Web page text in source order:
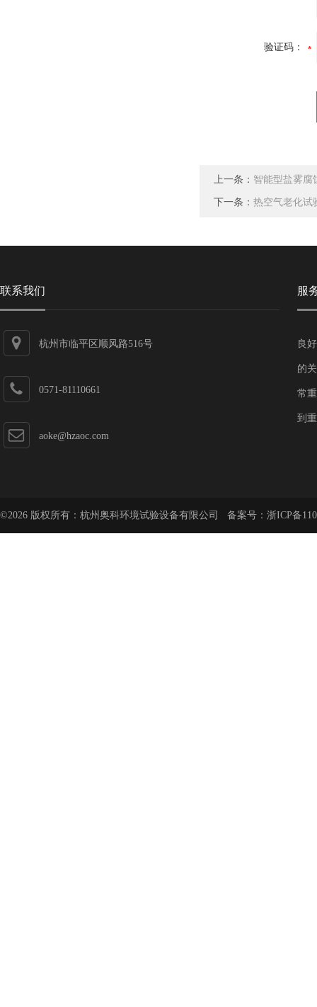
验证码：
上一条： 智能型盐雾腐
下一条： 热空气老化试
联系我们
杭州市临平区顺风路516号
0571-81110661
aoke@hzaoc.com
服
良
的
常
到
©2026 版权所有：杭州奥科环境试验设备有限公司 备案号： 浙ICP备